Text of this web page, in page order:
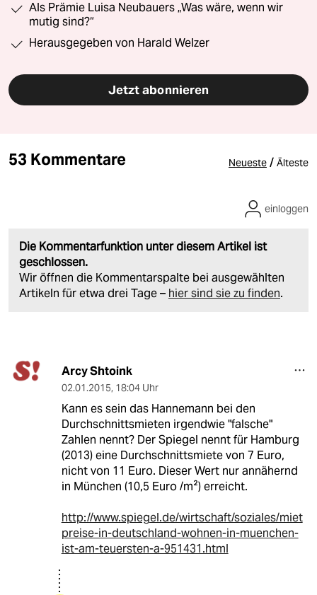
Als Prämie Luisa Neubauers „Was wäre, wenn wir
mutig sind?“
Herausgegeben von Harald Welzer
Jetzt abonnieren
53 Kommentare Neueste / Älteste
Die Kommentarfunktion unter diesem Artikel ist
geschlossen.
Wir öffnen die Kommentarspalte bei ausgewählten
Artikeln für etwa drei Tage – hier sind sie zu finden.
einloggen
Arcy Shtoink
02.01.2015, 18:04 Uhr
Kann es sein das Hannemann bei den
Durchschnittsmieten irgendwie "falsche"
Zahlen nennt? Der Spiegel nennt für Hamburg
(2013) eine Durchschnittsmiete von 7 Euro,
nicht von 11 Euro. Dieser Wert nur annähernd
in München (10,5 Euro /m²) erreicht.
http://www.spiegel.de/wirtschaft/soziales/miet
preise-in-deutschland-wohnen-in-muenchen-
ist-am-teuersten-a-951431.html